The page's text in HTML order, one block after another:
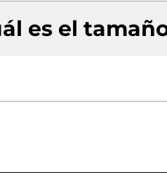
es el